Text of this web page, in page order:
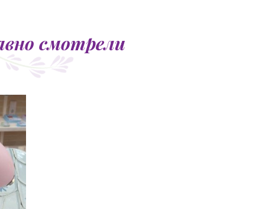
смотрели